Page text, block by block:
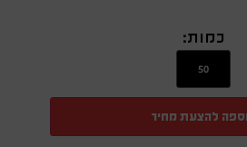
כמות:
להצעת מחיר